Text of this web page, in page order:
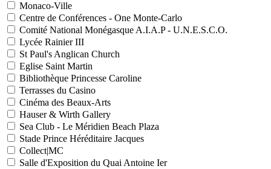
Monaco-Ville
Centre de Conférences - One Monte-Carlo
Comité National Monégasque A.I.A.P - U.N.E.S.C.O.
Lycée Rainier III
St Paul's Anglican Church
Eglise Saint Martin
Bibliothèque Princesse Caroline
Terrasses du Casino
Cinéma des Beaux-Arts
Hauser & Wirth Gallery
Sea Club - Le Méridien Beach Plaza
Stade Prince Héréditaire Jacques
Collect|MC
Salle d'Exposition du Quai Antoine Ier